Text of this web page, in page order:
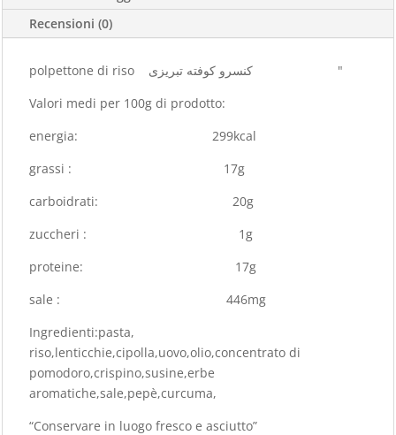
Recensioni (0)
polpettone di riso کنسرو کوفته تبریزی "
Valori medi per 100g di prodotto:
energia: 299kcal
grassi : 17g
carboidrati: 20g
zuccheri : 1g
proteine: 17g
sale : 446mg
Ingredienti:pasta,
riso,lenticchie,cipolla,uovo,olio,concentrato di
pomodoro,crispino,susine,erbe
aromatiche,sale,pepè,curcuma,
“Conservare in luogo fresco e asciutto”